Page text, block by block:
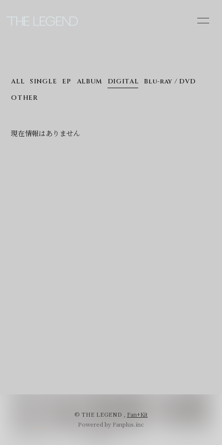
ALL SINGLE EP ALBUM DIGITAL
Blu-ray / DVD
OTHER
現在情報はありません
© THE LEGEND , Fan+Kit
Powered by Fanplus.inc